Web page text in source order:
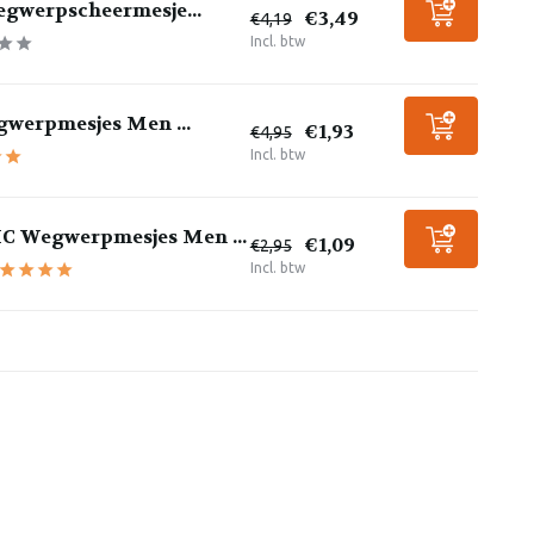
€4,19 €3,49
Incl. btw
Men ... €4,95 €1,93
Incl. btw
Wegwerpmesjes Men ...€2,95 €1,09
Incl. btw